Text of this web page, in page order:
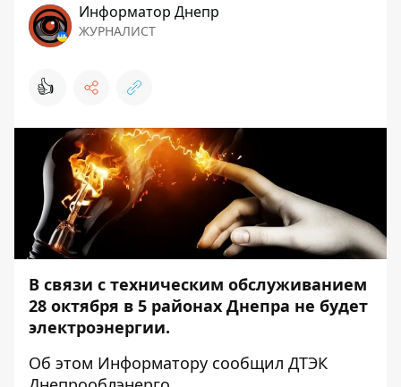
Информатор Днепр
ЖУРНАЛИСТ
👍
В связи с техническим обслуживанием
28 октября в 5 районах Днепра не будет
электроэнергии.
Об этом Информатору сообщил ДТЭК